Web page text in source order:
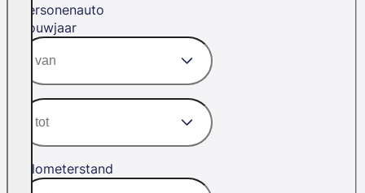
Personenauto
Bouwjaar
Kilometerstand